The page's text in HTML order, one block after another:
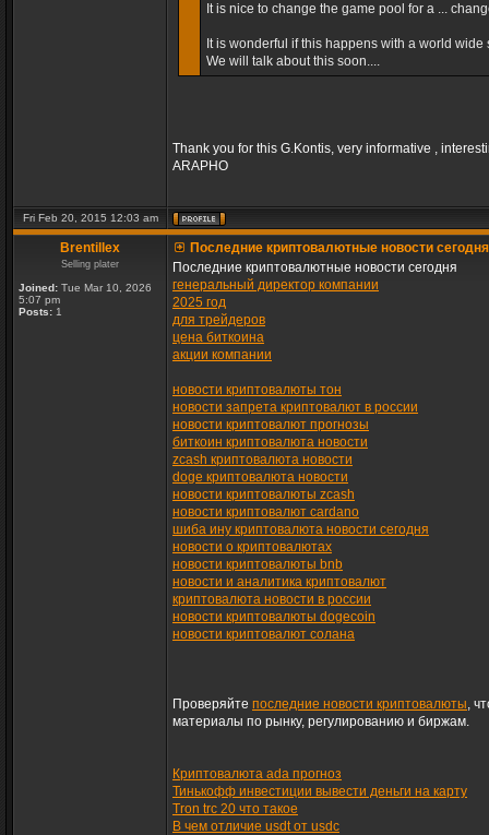
It is nice to change the game pool for a ...
It is wonderful if this happens with a world
We will talk about this soon....
Thank you for this G.Kontis, very informative ,
ARAPHO
Fri Feb 20, 2015 12:03 am
Brentillex
Selling plater
Joined: Tue Mar 10, 2026
5:07 pm
Posts: 1
Последние криптовалютные новости сегодня
Последние криптовалютные новости сегодня
генеральный директор компании
2025 год
для трейдеров
цена биткоина
акции компании
новости криптовалюты тон
новости запрета криптовалют в россии
новости криптовалют прогнозы
биткоин криптовалюта новости
zcash криптовалюта новости
doge криптовалюта новости
новости криптовалюты zcash
новости криптовалют cardano
шиба ину криптовалюта новости сегодня
новости о криптовалютах
новости криптовалюты bnb
новости и аналитика криптовалют
криптовалюта новости в россии
новости криптовалюты dogecoin
новости криптовалют солана
Проверяйте последние новости криптовалюты,
материалы по рынку, регулированию и биржам.
Криптовалюта ada прогноз
Тинькофф инвестиции вывести деньги на карту
Tron trc 20 что такое
В чем отличие usdt от usdc